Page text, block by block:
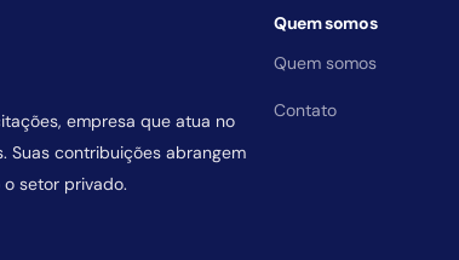
empresa que atua no
Suas contribuições abrangem
setor privado.
Quem somos
Quem somos
Contato